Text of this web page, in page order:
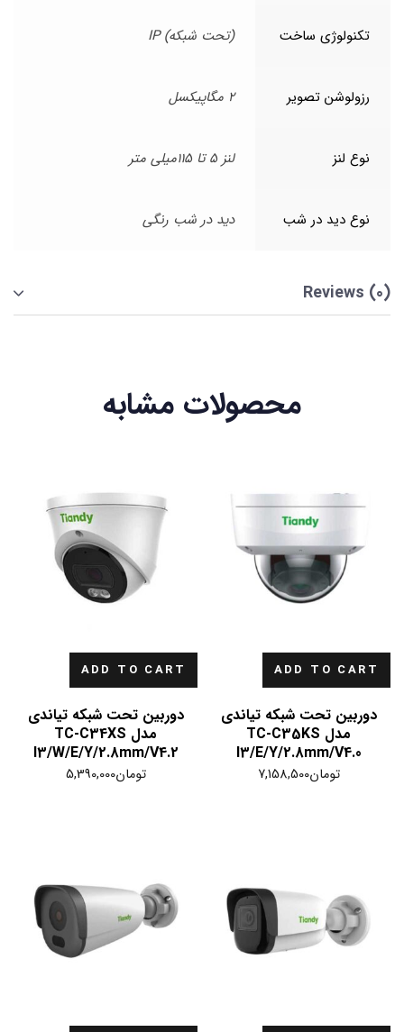
تکنولوژی ساخت (تحت شبکه) IP
رزولوشن تصویر 2 مگاپیکسل
نوع لنز لنز 5 تا 115میلی متر
نوع دید در شب دید در شب رنگی
Reviews (0)
محصولات مشابه
ADD TO CART
دوربین تحت شبکه تیاندی
مدل TC-C35KS
I3/E/Y/2.8mm/V4.0
تومان7,158,500
ADD TO CART
دوربین تحت شبکه تیاندی
مدل TC-C34XS
I3/W/E/Y/2.8mm/V4.2
تومان5,390,000